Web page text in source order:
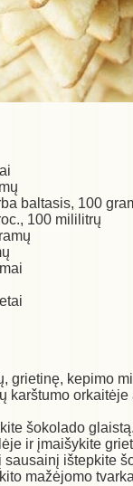
baltasis, 100
100 mililitrų
grietinę, kepimo
karštumo orkaitėje
šokolado glaistą.
ir įmaišykite
ištepkite
mažėjomo